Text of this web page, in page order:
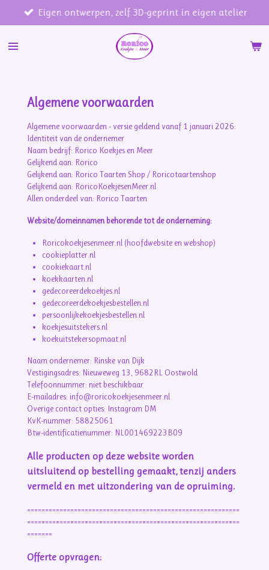
direct
naar
Eigen ontwerpen, zelf 3D-geprint in eigen atelier
Algemene voorwaarden
Algemene voorwaarden - versie geldend vanaf 1 januari 2026:
Identiteit van de ondernemer
Naam bedrijf: Rorico Koekjes en Meer
Gelijkend aan: Rorico
Gelijkend aan: Rorico Taarten Shop / Roricotaartenshop
Gelijkend aan: RoricoKoekjesenMeer.nl
Allen onderdeel van: Rorico Taarten
Website/domeinnamen behorende tot de onderneming:
Roricokoekjesenmeer.nl (hoofdwebsite en webshop)
cookieplatter.nl
cookiekaart.nl
koekkaarten.nl
gedecoreerdekoekjes.nl
gedecoreerdekoekjesbestellen.nl
persoonlijkekoekjesbestellen.nl
koekjesuitstekers.nl
koekuitstekersopmaat.nl
Naam ondernemer: Rinske van Dijk
Vestigingsadres: Nieuweweg 13, 9682RL Oostwold
Telefoonnummer: niet beschikbaar
E-mailadres: info@roricokoekjesenmeer.nl
Overige contact opties: Instagram DM
KvK-nummer: 58825061
Btw-identificatienummer: NL001469223B09
Alle producten op deze website worden
uitsluitend op bestelling gemaakt, tenzij anders
vermeld en met uitzondering van de opruiming.
===========================================================
===========================================================
=======
Offerte opvragen: